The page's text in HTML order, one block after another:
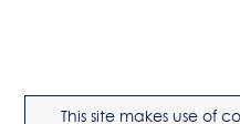
This site makes use of